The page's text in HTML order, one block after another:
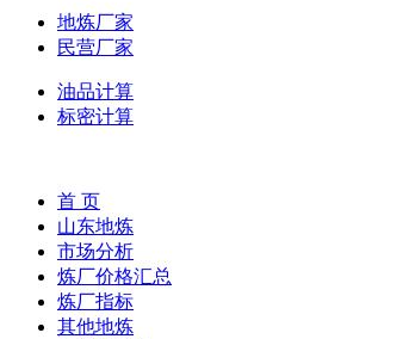
地炼厂家
民营厂家
油品计算
标密计算
首 页
山东地炼
市场分析
炼厂价格汇总
炼厂指标
其他地炼